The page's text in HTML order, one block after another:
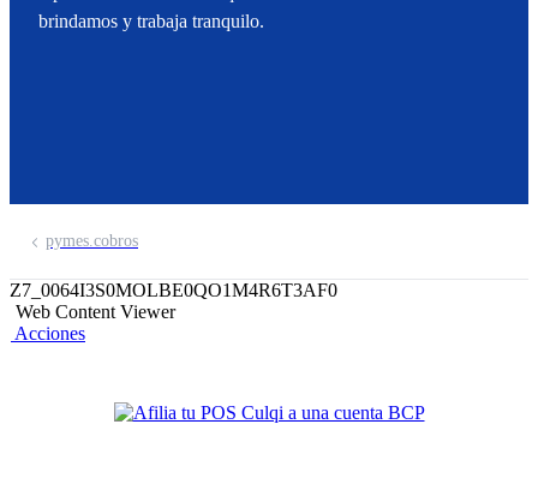
brindamos y trabaja tranquilo.
pymes.cobros
Z7_0064I3S0MOLBE0QO1M4R6T3AF0
Web Content Viewer
Acciones